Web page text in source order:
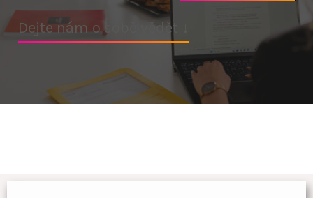
Dejte nám o sobě vědět ↓